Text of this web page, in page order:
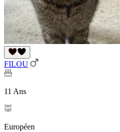
FILOU
11 Ans
Européen